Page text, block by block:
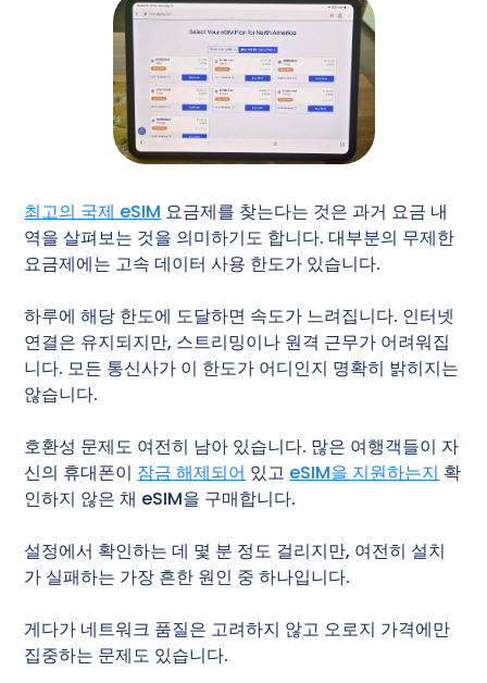
최고의 국제 eSIM 요금제를 찾는다는 것은 과거 요금 내
역을 살펴보는 것을 의미하기도 합니다. 대부분의 무제한
요금제에는 고속 데이터 사용 한도가 있습니다.
하루에 해당 한도에 도달하면 속도가 느려집니다. 인터넷
연결은 유지되지만, 스트리밍이나 원격 근무가 어려워집
니다. 모든 통신사가 이 한도가 어디인지 명확히 밝히지는
않습니다.
호환성 문제도 여전히 남아 있습니다. 많은 여행객들이 자
신의 휴대폰이 잠금 해제되어 있고 eSIM을 지원하는지 확
인하지 않은 채 eSIM을 구매합니다.
설정에서 확인하는 데 몇 분 정도 걸리지만, 여전히 설치
가 실패하는 가장 흔한 원인 중 하나입니다.
게다가 네트워크 품질은 고려하지 않고 오로지 가격에만
집중하는 문제도 있습니다.